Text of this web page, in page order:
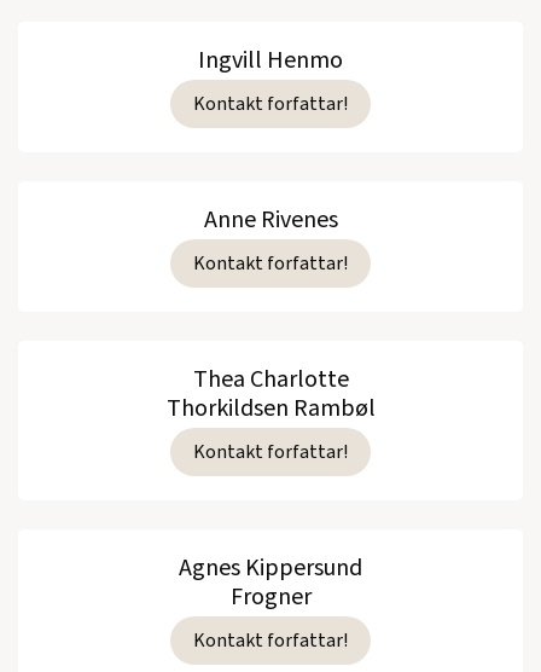
Ingvill Henmo
Kontakt forfattar!
Anne Rivenes
Kontakt forfattar!
Thea Charlotte
Thorkildsen Rambøl
Kontakt forfattar!
Agnes Kippersund
Frogner
Kontakt forfattar!